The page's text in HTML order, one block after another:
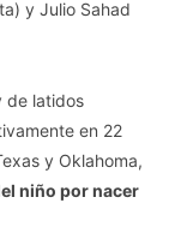
y Julio Sahad
de latidos
en 22
y Oklahoma,
niño por nacer